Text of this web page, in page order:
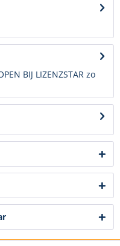
BIJ LIZENZSTAR zo